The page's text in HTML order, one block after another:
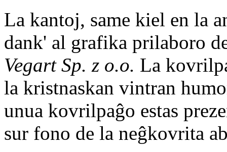
La kantoj, same kiel en la
dank' al grafika prilaboro
Vegart Sp. z o.o. La
la kristnaskan vintran
unua kovrilpaĝo estas
sur fono de la neĝkovrita